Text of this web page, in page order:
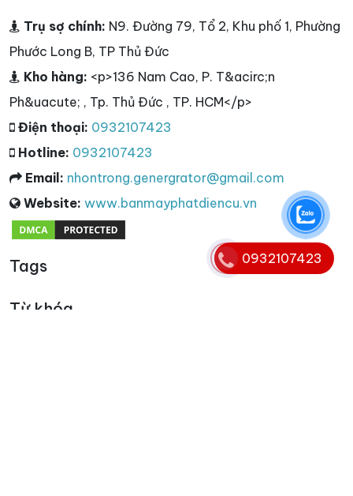
Trụ sợ chính: N9. Đường 79, Tổ 2, Khu phố 1, Phường
Phước Long B, TP Thủ Đức
Kho hàng: <p>136 Nam Cao, P. T&acirc;n
Ph&uacute; , Tp. Thủ Đức , TP. HCM</p>
Điện thoại: 0932107423
Hotline: 0932107423
Email: nhontrong.genergrator@gmail.com
Website: www.banmayphatdiencu.vn
Tags
Từ khóa
0932107423